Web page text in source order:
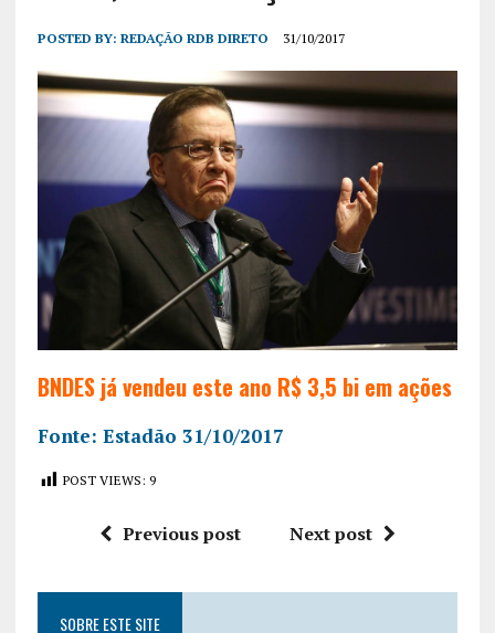
POSTED BY: REDAÇÃO RDB DIRETO 31/10/2017
BNDES já vendeu este ano R$ 3,5 bi em ações
Fonte: Estadão 31/10/2017
POST VIEWS: 9
Previous post Next post
SOBRE ESTE SITE